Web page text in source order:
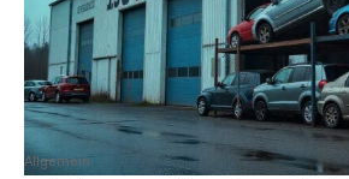
Allgemein